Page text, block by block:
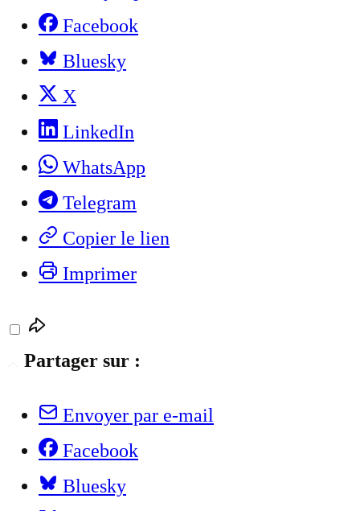
Facebook
Bluesky
X
LinkedIn
WhatsApp
Telegram
Copier le lien
Imprimer
Partager sur :
Envoyer par e-mail
Facebook
Bluesky